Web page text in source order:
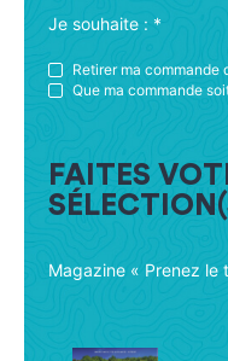
Je souhaite : *
Retirer ma commande
Que ma commande
FAITES
Magazine « Prenez le